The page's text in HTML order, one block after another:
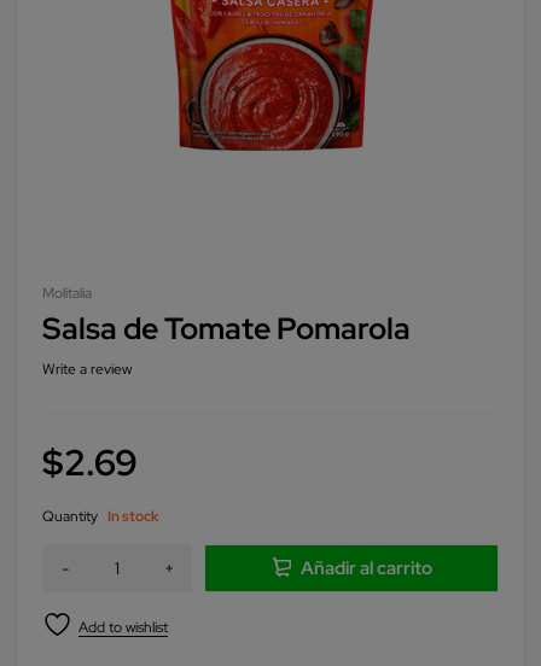
Molitalia
Salsa de Tomate Pomarola
Write a review
$2.69
Quantity In stock
Añadir al carrito